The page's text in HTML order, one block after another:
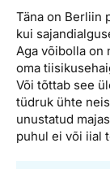
Täna on Berliin
kui
Aga võibolla on
oma
Või tõttab see
tüdruk ühte
unustatud
puhul ei või iial